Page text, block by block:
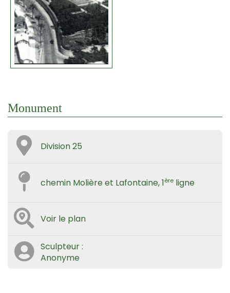
Monument
Division 25
chemin Molière et Lafontaine, 1ère ligne
Voir le plan
Sculpteur :
Anonyme